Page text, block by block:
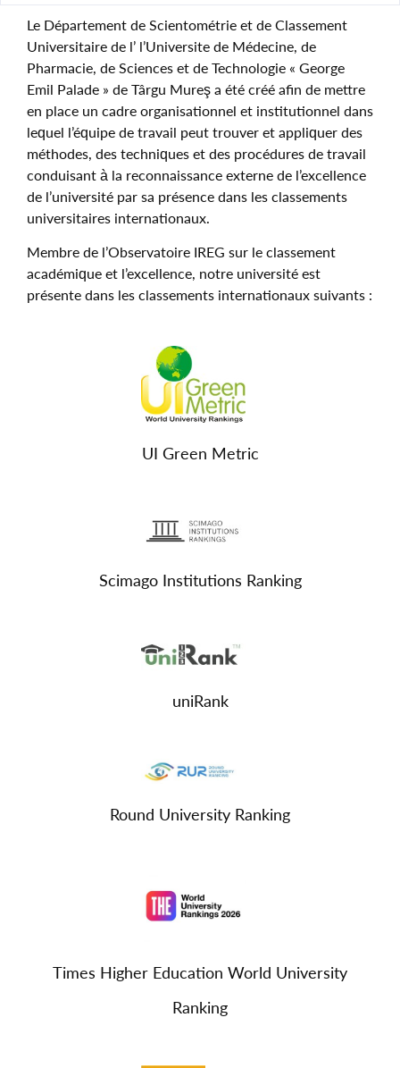
Le Département de Scientométrie et de Classement
Universitaire de l’ l’Universite de Médecine, de
Pharmacie, de Sciences et de Technologie « George
Emil Palade » de Târgu Mureş a été créé afin de mettre
en place un cadre organisationnel et institutionnel dans
lequel l’équipe de travail peut trouver et appliquer des
méthodes, des techniques et des procédures de travail
conduisant à la reconnaissance externe de l’excellence
de l’université par sa présence dans les classements
universitaires internationaux.
Membre de l’Observatoire IREG sur le classement
académique et l’excellence, notre université est
présente dans les classements internationaux suivants :
UI Green Metric
Scimago Institutions Ranking
uniRank
Round University Ranking
Times Higher Education World University
Ranking